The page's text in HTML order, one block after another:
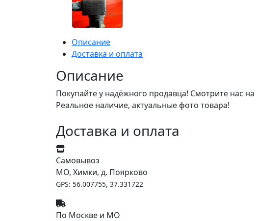
Описание
Доставка и оплата
Описание
Покупайте у надёжного продавца! Смотрите нас на
Реальное наличие, актуальные фото товара!
Доставка и оплата
Самовывоз
МО, Химки, д. Поярково
GPS: 56.007755, 37.331722
По Москве и МО